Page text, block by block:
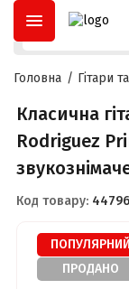
ОПЛАТА
Головна Гітари
Класична
Rodriguez
Код товару: 44796
ПОПУЛЯРНИЙ
ПРОДАНО